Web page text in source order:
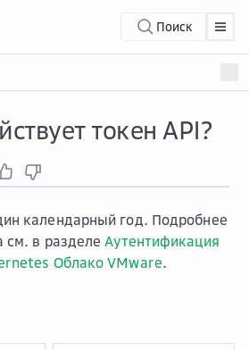
Поиск
токен API?
календарный год. Подробнее
см. в разделеАутентификация
Облако VMware.